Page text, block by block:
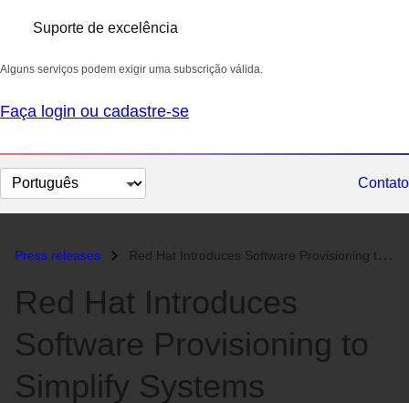
Suporte de excelência
Alguns serviços podem exigir uma subscrição válida.
Faça login ou cadastre-se
Selecionar
idioma
Contato
Press releases Red Hat Introduces Software Provisioning to Simplify Systems Deploymen...
Red Hat Introduces
Software Provisioning to
Simplify Systems